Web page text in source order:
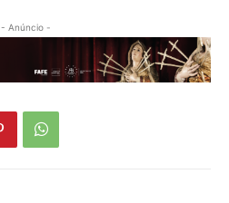
- Anúncio -